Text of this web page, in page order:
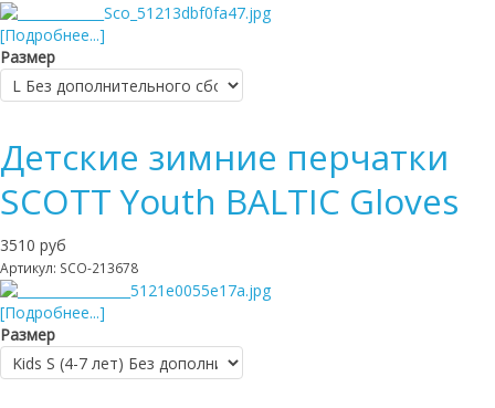
[Подробнее...]
Размер
Детские зимние перчатки
SCOTT Youth BALTIC Gloves
3510 руб
Артикул: SCO-213678
[Подробнее...]
Размер